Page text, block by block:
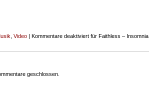
Video | Kommentare deaktiviert für Faithless – Insomnia
geschlossen.